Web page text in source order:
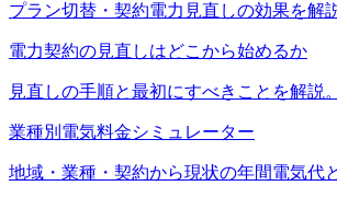
プラン切替・契約電力見直しの効果を解
電力契約の見直しはどこから始めるか
見直しの手順と最初にすべきことを解説。
業種別電気料金シミュレーター
地域・業種・契約から現状の年間電気代